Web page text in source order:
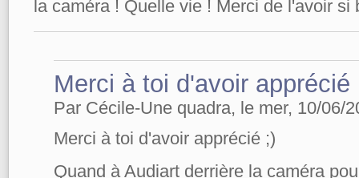
la caméra ! Quelle vie ! Merci de l'avoir si
Merci à toi d'avoir apprécié
Par Cécile-Une quadra, le mer, 10/06/
Merci à toi d'avoir apprécié ;)
Quand à Audiart derrière la caméra